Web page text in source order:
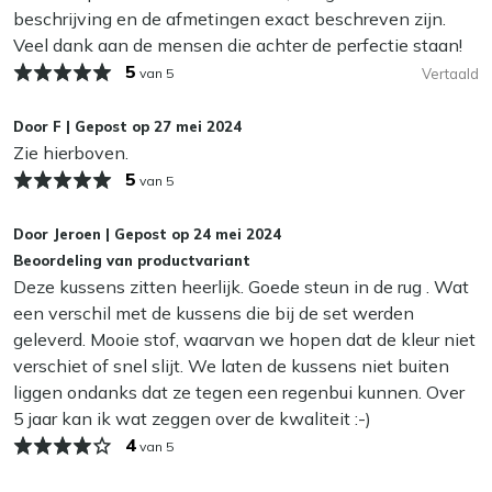
Kan ik mijn tuinkussens het hele jaar buiten
laten liggen?
Wij adviseren om je tuinkussens droog op te bergen als je
ze niet gebruikt. Zelfs de meest waterafstotende stoffen
kunnen op termijn last krijgen van vocht, wat slijtage en
schimmel kan veroorzaken. In de herfst en winter bewaar
opbergbox. Zo blijven ze langer mooi en fris!
beschrijving en de afmetingen exact beschreven zijn.
Veel dank aan de mensen die achter de perfectie staan!
5 van 5 Vertaald
Door F | Gepost op 27 mei 2024
Zie hierboven.
5 van 5
Door Jeroen | Gepost op 24 mei 2024
Beoordeling van productvariant
Deze kussens zitten heerlijk. Goede steun in de rug . Wat
een verschil met de kussens die bij de set werden
geleverd. Mooie stof, waarvan we hopen dat de kleur niet
verschiet of snel slijt. We laten de kussens niet buiten
liggen ondanks dat ze tegen een regenbui kunnen. Over
5 jaar kan ik wat zeggen over de kwaliteit :-)
4 van 5